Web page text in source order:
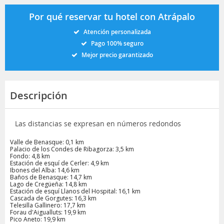
Por qué reservar tu hotel con Atrápalo
Atención personalizada
Pago 100% seguro
Mejor precio garantizado
Descripción
Las distancias se expresan en números redondos
Valle de Benasque: 0,1 km
Palacio de los Condes de Ribagorza: 3,5 km
Fondo: 4,8 km
Estación de esquí de Cerler: 4,9 km
Ibones del Alba: 14,6 km
Baños de Benasque: 14,7 km
Lago de Cregüeña: 14,8 km
Estación de esquí Llanos del Hospital: 16,1 km
Cascada de Gorgutes: 16,3 km
Telesilla Gallinero: 17,7 km
Forau d'Aigualluts: 19,9 km
Pico Aneto: 19,9 km